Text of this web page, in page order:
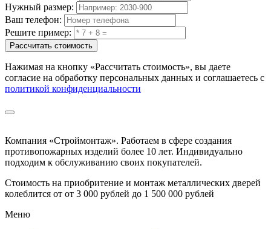
Нужный размер:
Ваш телефон:
Решите пример:
Рассчитать стоимость
Нажимая на кнопку «Рассчитать стоимость», вы даете
согласие на обработку персональных данных и соглашаетесь с
политикой конфиденциальности
Компания «Строймонтаж». Работаем в сфере создания
противопожарных изделий более 10 лет. Индивидуально
подходим к обслуживанию своих покупателей.
Стоимость на приобритение и монтаж металлических дверей
колеблится от от 3 000 рублей до 1 500 000 рублей
Меню